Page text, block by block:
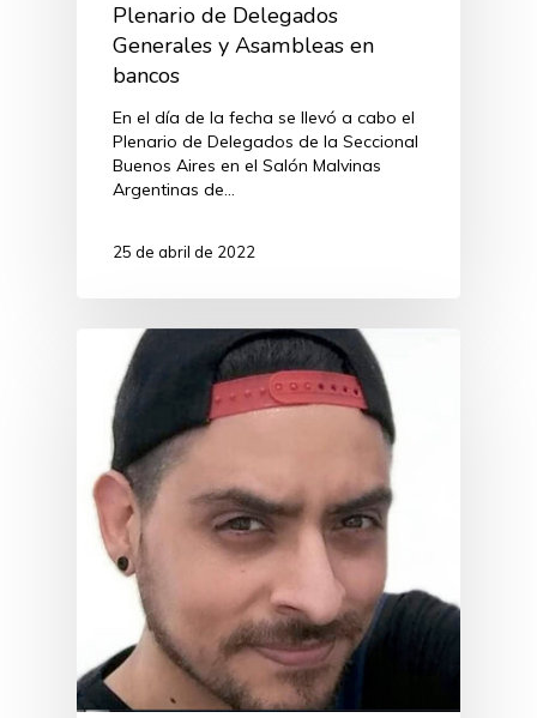
Plenario de Delegados
Generales y Asambleas en
bancos
En el día de la fecha se llevó a cabo el
Plenario de Delegados de la Seccional
Buenos Aires en el Salón Malvinas
Argentinas de…
25 de abril de 2022